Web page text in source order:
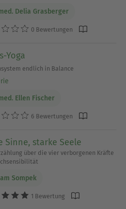
Delia Grasberger
0 Bewertungen
Yoga
endlich in Balance
Ellen Fischer
6 Bewertungen
Sinne, starke Seele
über die vier verborgenen Kräfte
Sompek
1 Bewertung